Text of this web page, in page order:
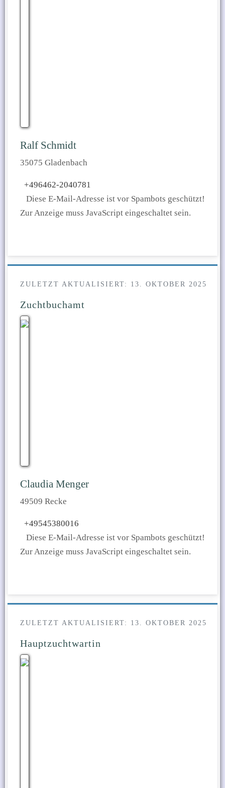
Ralf Schmidt
35075 Gladenbach
+496462-2040781
Diese E-Mail-Adresse ist vor Spambots geschützt!
Zur Anzeige muss JavaScript eingeschaltet sein.
ZULETZT AKTUALISIERT: 13. OKTOBER 2025
Zuchtbuchamt
Claudia Menger
49509 Recke
+49545380016
Diese E-Mail-Adresse ist vor Spambots geschützt!
Zur Anzeige muss JavaScript eingeschaltet sein.
ZULETZT AKTUALISIERT: 13. OKTOBER 2025
Hauptzuchtwartin